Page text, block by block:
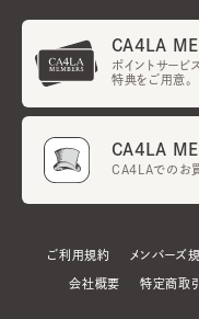
CA4LA
ポイントサービ
特典をご用意。
CA4LA
CA4LAでのお買
ご利用規約 メンバーズ
会社概要 特定商取